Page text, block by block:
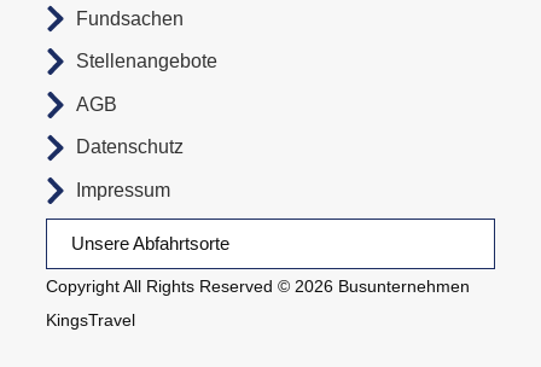
Copyright All Rights Reserved © 2026 Busunternehmen
KingsTravel
Unsere Abfahrtsorte
Fundsachen
Stellenangebote
AGB
Datenschutz
Impressum